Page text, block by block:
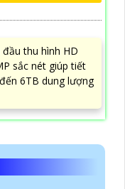
thu hình HD
sắc nét giúp tiết
6TB dung lượng